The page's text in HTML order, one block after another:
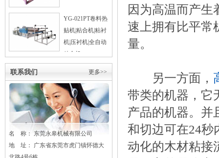
YG-021PT卷料热
贴机|粘合机|粘衬
机|压衬机|全自动
粘合机
更多>>
联系我们
名 称： 东莞永皋机械有限公司
地 址： 广东省东莞市虎门镇怀德大
因为高温而产
速上拥有比平常
量。
另一方面，
带类的机器，它
产品的机器。并
和切边可在24秒
动化的木材粘接